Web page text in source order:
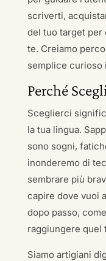
scriverti,
del tuo target per
te. Creiamo
semplice curioso
Perché
Sceglierci
la tua lingua.
sono sogni,
inonderemo di
sembrare più
capire dove vuoi
dopo passo,
raggiungere quel
Siamo artigiani